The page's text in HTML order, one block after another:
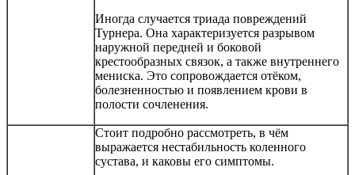
Иногда случается триада повреждений
Турнера. Она характеризуется разрывом
наружной передней и боковой
крестообразных связок, а также внутреннего
мениска. Это сопровождается отёком,
болезненностью и появлением крови в
полости сочленения.
Стоит подробно рассмотреть, в чём
выражается нестабильность коленного
сустава, и каковы его симптомы.